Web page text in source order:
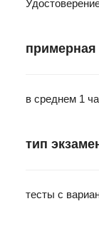
примерная
в среднем 1
тип
тесты с